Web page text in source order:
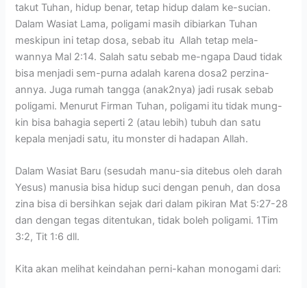
takut Tuhan, hidup benar, tetap hidup dalam ke-sucian.
Dalam Wasiat Lama, poligami masih dibiarkan Tuhan
meskipun ini tetap dosa, sebab itu Allah tetap mela-
wannya Mal 2:14. Salah satu sebab me-ngapa Daud tidak
bisa menjadi sem-purna adalah karena dosa2 perzina-
annya. Juga rumah tangga (anak2nya) jadi rusak sebab
poligami. Menurut Firman Tuhan, poligami itu tidak mung-
kin bisa bahagia seperti 2 (atau lebih) tubuh dan satu
kepala menjadi satu, itu monster di hadapan Allah.
Dalam Wasiat Baru (sesudah manu-sia ditebus oleh darah
Yesus) manusia bisa hidup suci dengan penuh, dan dosa
zina bisa di bersihkan sejak dari dalam pikiran Mat 5:27-28
dan dengan tegas ditentukan, tidak boleh poligami. 1Tim
3:2, Tit 1:6 dll.
Kita akan melihat keindahan perni-kahan monogami dari: